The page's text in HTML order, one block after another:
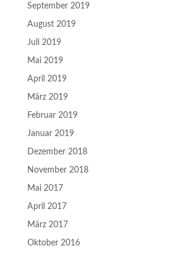
September 2019
August 2019
Juli 2019
Mai 2019
April 2019
März 2019
Februar 2019
Januar 2019
Dezember 2018
November 2018
Mai 2017
April 2017
März 2017
Oktober 2016